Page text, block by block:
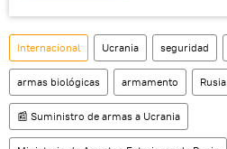
Internacional Ucrania seguridad
armas biológicas armamento Rusia
📰 Suministro de armas a Ucrania